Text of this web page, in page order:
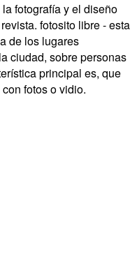
fotografía y el diseño
fotosito libre - esta
de los lugares
ciudad, sobre personas
principal es, que
fotos o vidio.